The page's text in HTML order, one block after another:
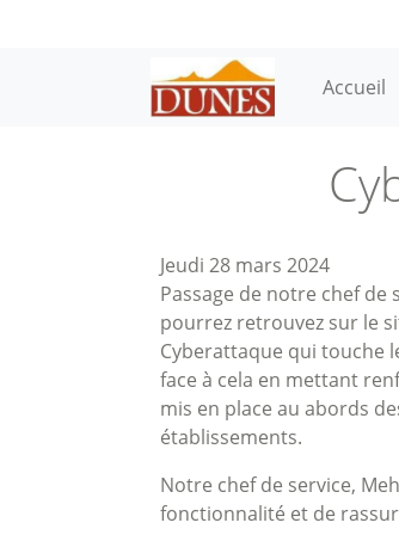
Main
Accueil
Jeudi 28 mars 2024
Passage de notre chef de
pourrez retrouvez sur le
Cyberattaque qui touche
face à cela en mettant
mis en place au abords
établissements.
Notre chef de service,
fonctionnalité et de